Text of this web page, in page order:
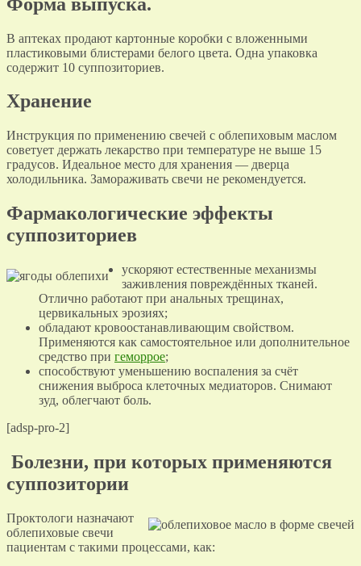
В аптеках продают картонные коробки с вложенными
пластиковыми блистерами белого цвета. Одна упаковка
содержит 10 суппозиториев.
Хранение
Инструкция по применению свечей с облепиховым маслом
советует держать лекарство при температуре не выше 15
градусов. Идеальное место для хранения — дверца
холодильника. Замораживать свечи не рекомендуется.
Фармакологические эффекты
суппозиториев
ускоряют естественные механизмы
заживления повреждённых тканей.
Отлично работают при анальных трещинах,
цервикальных эрозиях;
обладают кровоостанавливающим свойством.
Применяются как самостоятельное или дополнительное
средство при геморрое;
способствуют уменьшению воспаления за счёт
снижения выброса клеточных медиаторов. Снимают
зуд, облегчают боль.
[adsp-pro-2]
Болезни, при которых применяются
суппозитории
Проктологи назначают
облепиховые свечи
пациентам с такими процессами, как: